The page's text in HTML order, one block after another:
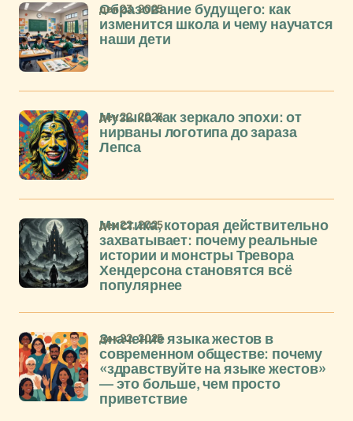
Образование будущего: как
изменится школа и чему научатся
наши дети
дек 23, 2025
Музыка как зеркало эпохи: от
нирваны логотипа до зараза
Лепса
дек 22, 2025
Мистика, которая действительно
захватывает: почему реальные
истории и монстры Тревора
Хендерсона становятся всё
популярнее
дек 22, 2025
Значение языка жестов в
современном обществе: почему
«здравствуйте на языке жестов»
— это больше, чем просто
приветствие
дек 22, 2025